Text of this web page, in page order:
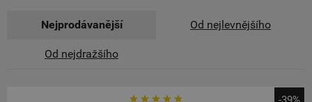
Nejprodávanější Od nejlevnějšího
Od nejdražšího